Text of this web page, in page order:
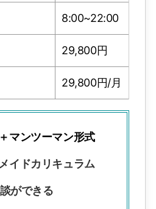
8:00~22:00
29,800円
29,800円/月
マンツーマン形式
イドカリキュラム
ができる